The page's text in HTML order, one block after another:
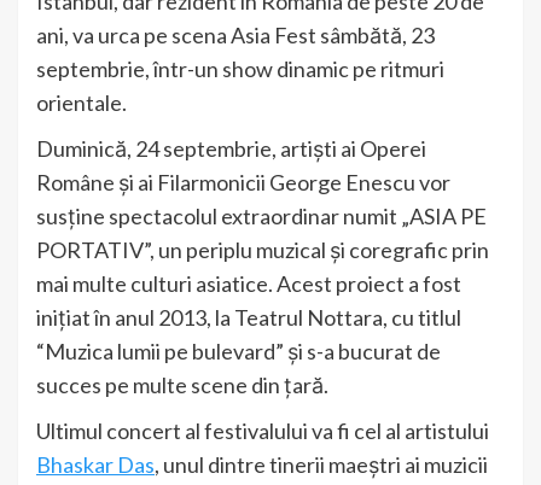
ani, va urca pe scena Asia Fest sâmbătă, 23
septembrie, într-un show dinamic pe ritmuri
orientale.
Duminică, 24 septembrie, artiști ai Operei
Române și ai Filarmonicii George Enescu vor
susține spectacolul extraordinar numit „ASIA PE
PORTATIV”, un periplu muzical și coregrafic prin
mai multe culturi asiatice. Acest proiect a fost
inițiat în anul 2013, la Teatrul Nottara, cu titlul
“Muzica lumii pe bulevard” și s-a bucurat de
succes pe multe scene din țară.
Ultimul concert al festivalului va fi cel al artistului
Bhaskar Das, unul dintre tinerii maeștri ai muzicii